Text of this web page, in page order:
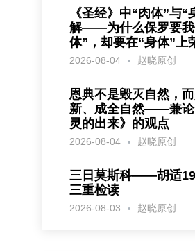
《圣经》中“肉体”与“
解——为什么保罗要我
体”，却要在“身体”上
2026-08-04 赵晓原创
恩典不是毁灭自然，
新、成全自然——兼论
灵的出来》的观点
2026-08-04 赵晓原创
三日莫斯科——胡适
三重检读
2026-08-03 赵晓原创